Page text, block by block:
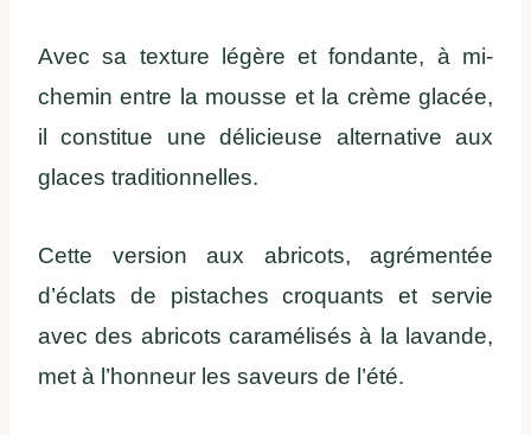
Avec sa texture légère et fondante, à mi-
chemin entre la mousse et la crème glacée,
il constitue une délicieuse alternative aux
glaces traditionnelles.
Cette version aux abricots, agrémentée
d’éclats de pistaches croquants et servie
avec des abricots caramélisés à la lavande,
met à l’honneur les saveurs de l’été.